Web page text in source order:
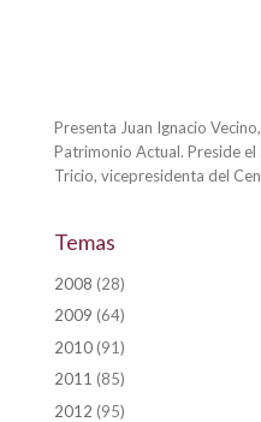
Presenta Juan Ignacio
Patrimonio Actual. Preside
Tricio, vicepresidenta del
Temas
2008 (28)
2009 (64)
2010(91)
2011 (85)
2012 (95)